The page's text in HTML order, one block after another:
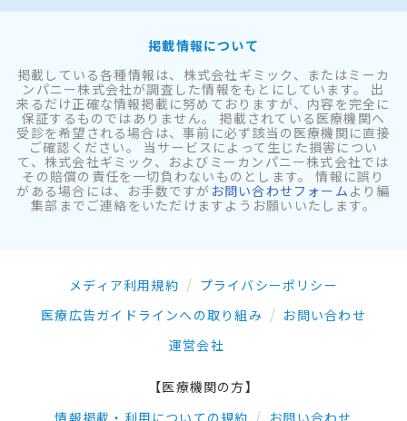
掲載情報について
掲載している各種情報は、株式会社ギミック、またはミーカ
ンパニー株式会社が調査した情報をもとにしています。 出
来るだけ正確な情報掲載に努めておりますが、内容を完全に
保証するものではありません。 掲載されている医療機関へ
受診を希望される場合は、事前に必ず該当の医療機関に直接
ご確認ください。 当サービスによって生じた損害につい
て、株式会社ギミック、およびミーカンパニー株式会社では
その賠償の責任を一切負わないものとします。 情報に誤り
がある場合には、お手数ですが お問い合わせフォーム より編
集部までご連絡をいただけますようお願いいたします。
メディア利用規約
プライバシーポリシー
医療広告ガイドラインへの取り組み
お問い合わせ
運営会社
【医療機関の方】
情報掲載・利用についての規約
お問い合わせ